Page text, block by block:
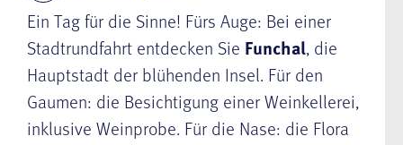
Ein Tag für die Sinne! Fürs Auge: Bei einer
Stadtrundfahrt entdecken Sie Funchal, die
Hauptstadt der blühenden Insel. Für den
Gaumen: die Besichtigung einer Weinkellerei,
inklusive Weinprobe. Für die Nase: die Flora